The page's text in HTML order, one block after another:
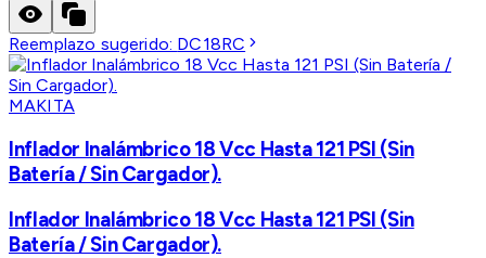
Reemplazo sugerido: DC18RC
MAKITA
Inflador Inalámbrico 18 Vcc Hasta 121 PSI (Sin
Batería / Sin Cargador).
Inflador Inalámbrico 18 Vcc Hasta 121 PSI (Sin
Batería / Sin Cargador).